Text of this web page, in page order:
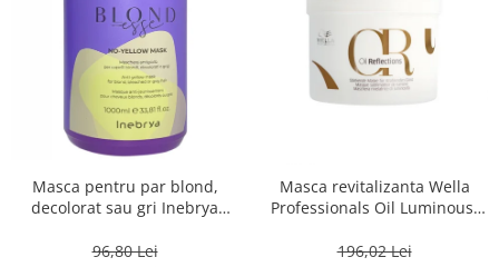
Masca pentru par blond,
decolorat sau gri Inebrya
96,80 Lei
Masca revitalizanta Wella
Professionals Oil Luminous,
196,02 Lei